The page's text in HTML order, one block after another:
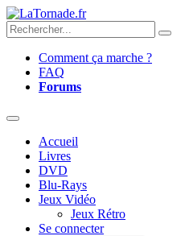
Comment ça marche ?
FAQ
Forums
Accueil
Livres
DVD
Blu-Rays
Jeux Vidéo
Jeux Rétro
Se connecter